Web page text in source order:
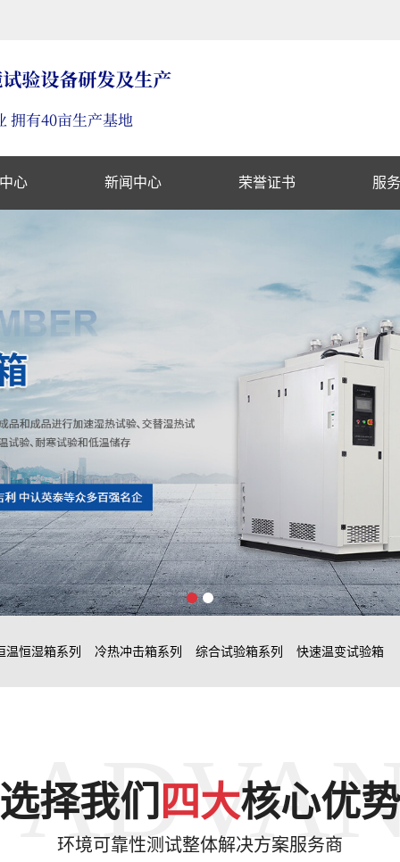
心 新闻中心 荣誉证书 服
温恒湿箱系列 冷热冲击箱系列 综合试验箱系列 快速温变试验箱
选择我们 四大核心优势
环境可靠性测试整体解决方案服务商